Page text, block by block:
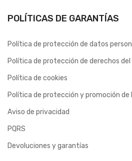
POLÍTICAS DE GARANTÍAS
Política de protección de datos
Política de protección de derechos
Política de cookies
Política de protección y promoción
Aviso de privacidad
PQRS
Devoluciones y garantías